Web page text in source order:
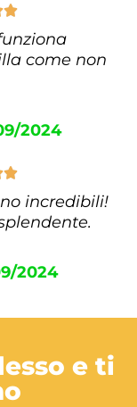

come non
2024

incredibili!
2024
e ti